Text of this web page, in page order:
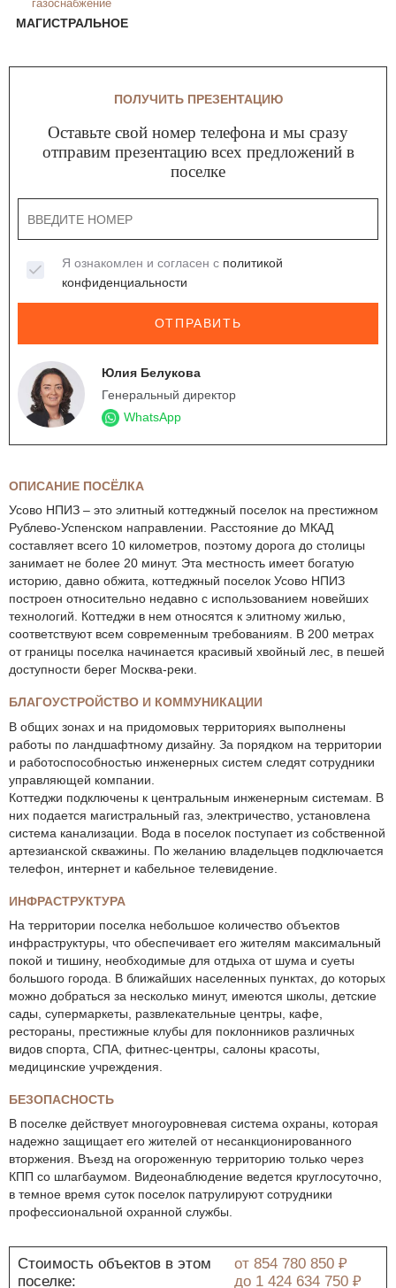
газоснабжение
МАГИСТРАЛЬНОЕ
ПОЛУЧИТЬ ПРЕЗЕНТАЦИЮ
Оставьте свой номер телефона и мы сразу
отправим презентацию всех предложений в
поселке
Я ознакомлен и согласен с политикой
конфиденциальности
ОТПРАВИТЬ
Юлия Белукова
Генеральный директор
WhatsApp
ОПИСАНИЕ ПОСЁЛКА
Усово НПИЗ – это элитный коттеджный поселок на престижном
Рублево-Успенском направлении. Расстояние до МКАД
составляет всего 10 километров, поэтому дорога до столицы
занимает не более 20 минут. Эта местность имеет богатую
историю, давно обжита, коттеджный поселок Усово НПИЗ
построен относительно недавно с использованием новейших
технологий. Коттеджи в нем относятся к элитному жилью,
соответствуют всем современным требованиям. В 200 метрах
от границы поселка начинается красивый хвойный лес, в пешей
доступности берег Москва-реки.
БЛАГОУСТРОЙСТВО И КОММУНИКАЦИИ
В общих зонах и на придомовых территориях выполнены
работы по ландшафтному дизайну. За порядком на территории
и работоспособностью инженерных систем следят сотрудники
управляющей компании.
Коттеджи подключены к центральным инженерным системам. В
них подается магистральный газ, электричество, установлена
система канализации. Вода в поселок поступает из собственной
артезианской скважины. По желанию владельцев подключается
телефон, интернет и кабельное телевидение.
ИНФРАСТРУКТУРА
На территории поселка небольшое количество объектов
инфраструктуры, что обеспечивает его жителям максимальный
покой и тишину, необходимые для отдыха от шума и суеты
большого города. В ближайших населенных пунктах, до которых
можно добраться за несколько минут, имеются школы, детские
сады, супермаркеты, развлекательные центры, кафе,
рестораны, престижные клубы для поклонников различных
видов спорта, СПА, фитнес-центры, салоны красоты,
медицинские учреждения.
БЕЗОПАСНОСТЬ
В поселке действует многоуровневая система охраны, которая
надежно защищает его жителей от несанкционированного
вторжения. Въезд на огороженную территорию только через
КПП со шлагбаумом. Видеонаблюдение ведется круглосуточно,
в темное время суток поселок патрулируют сотрудники
профессиональной охранной службы.
Стоимость объектов в этом
поселке:
от 854 780 850 ₽
до 1 424 634 750 ₽